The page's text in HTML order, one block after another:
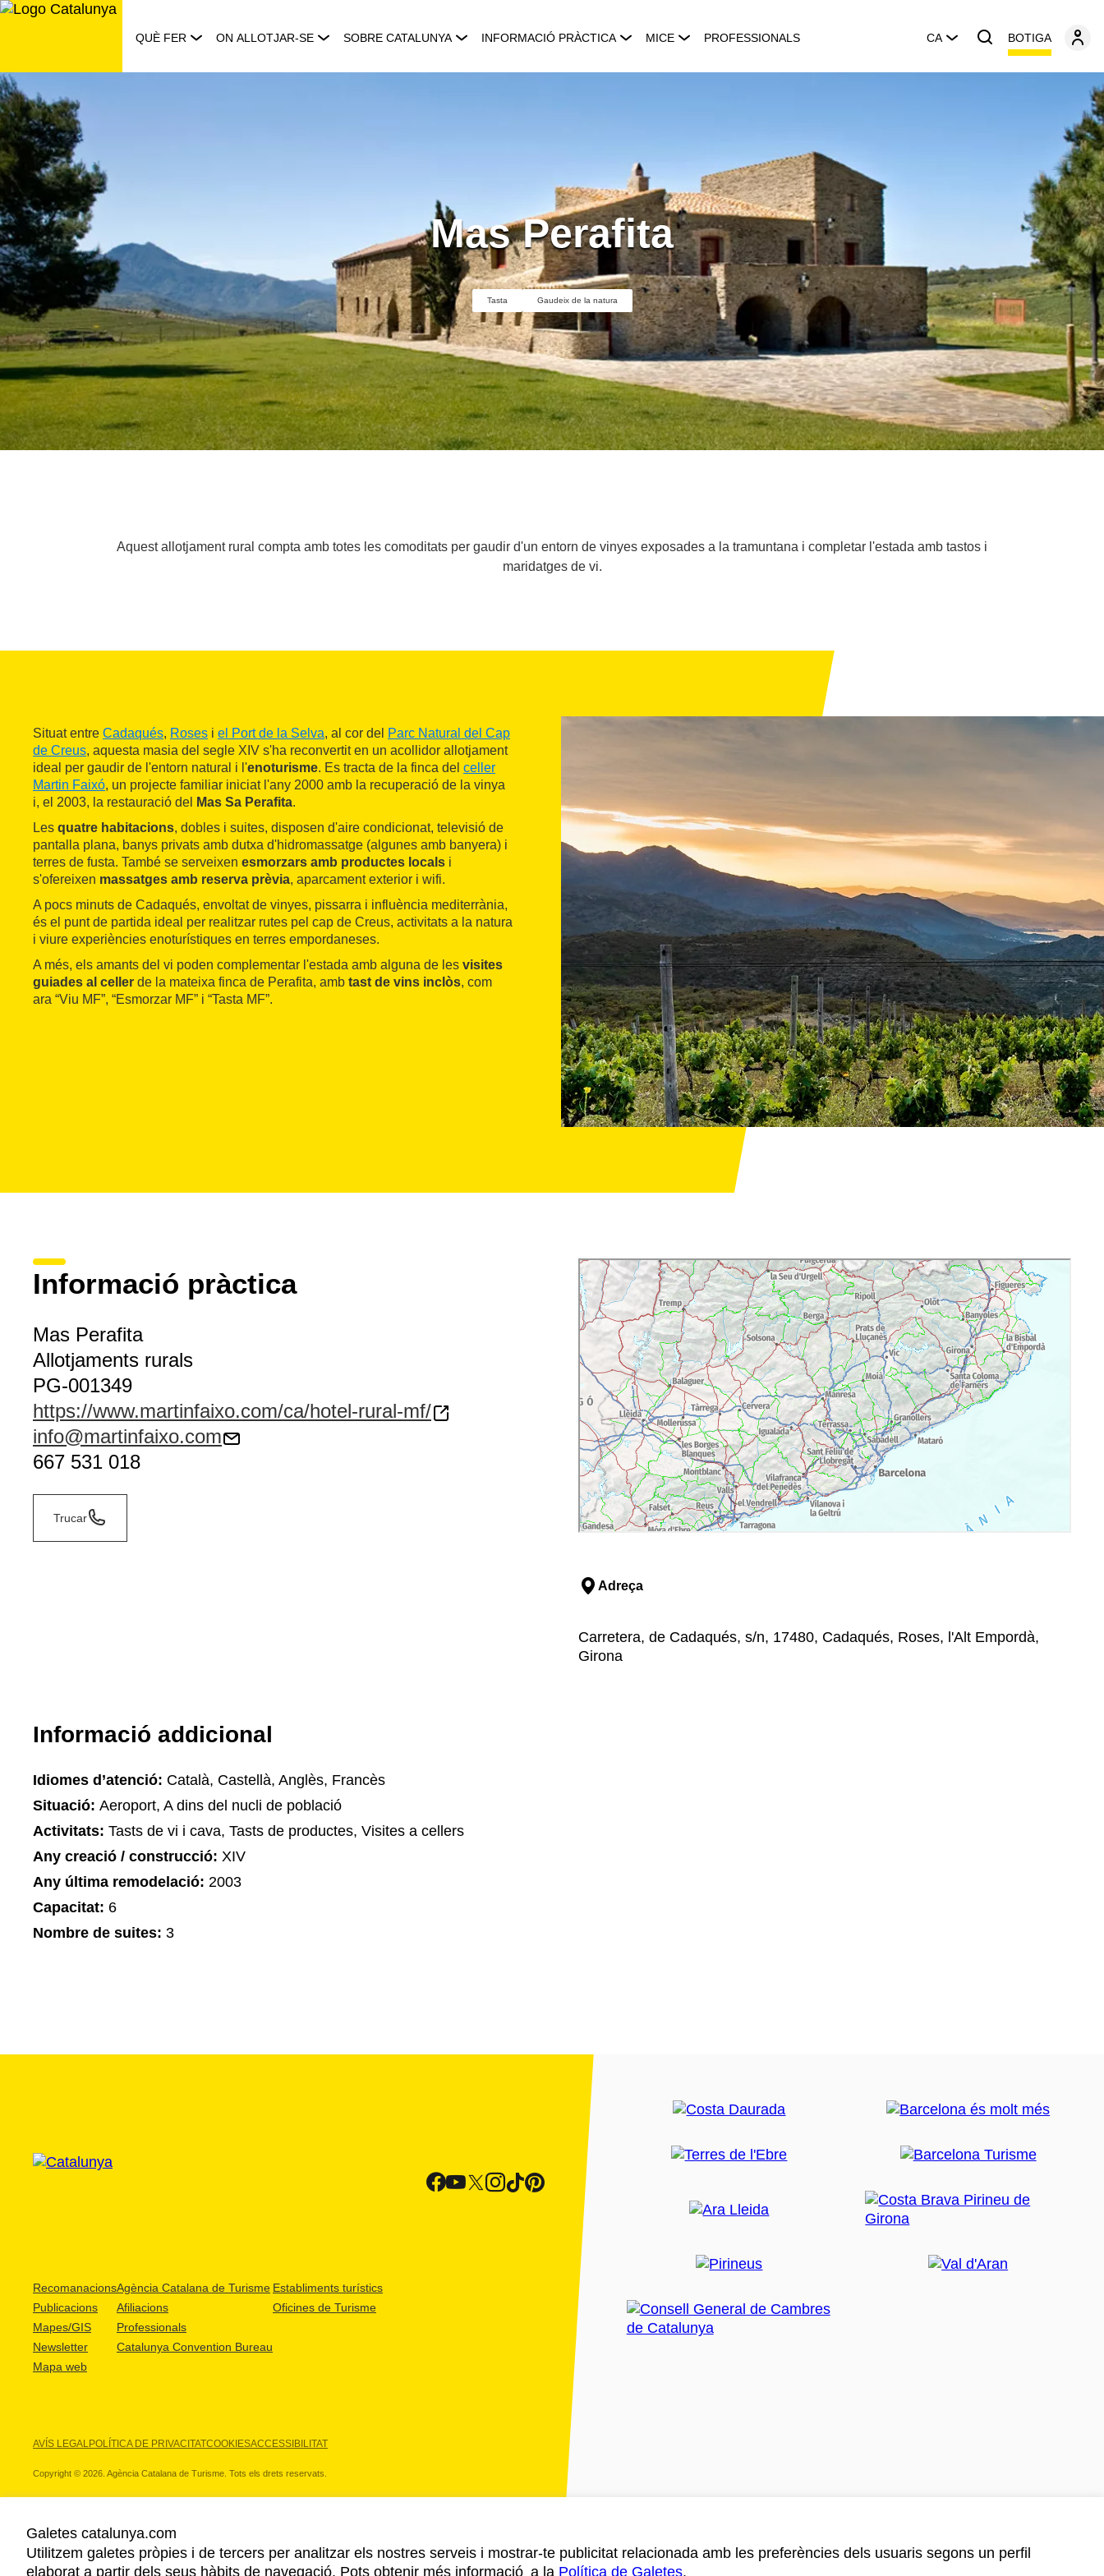
Saltar
QUÈ FER ON ALLOTJAR-SE SOBRE CATALUNYA INFORMACIÓ PRÀCTICA MICE PROFESSIONALS CA BOTIGA
Mas Perafita
Tasta Gaudeix de la natura
Aquest allotjament rural compta amb totes les comoditats per gaudir d'un entorn de vinyes exposades a la tramuntana i completar l'estada amb tastos i
maridatges de vi.
Situat entre Cadaqués, Roses i el Port de la Selva, al cor del Parc Natural del Cap
de Creus, aquesta masia del segle XIV s'ha reconvertit en un acollidor allotjament
ideal per gaudir de l'entorn natural i l'enoturisme. Es tracta de la finca del celler
Martin Faixó, un projecte familiar iniciat l'any 2000 amb la recuperació de la vinya
i, el 2003, la restauració del
Mas Sa Perafita.
Les quatre habitacions, dobles i suites, disposen d'aire condicionat, televisió de
pantalla plana, banys privats amb dutxa d'hidromassatge (algunes amb banyera) i
terres de fusta. També se serveixen esmorzars amb productes locals i
s'ofereixen massatges amb reserva prèvia, aparcament exterior i wifi.
A pocs minuts de Cadaqués, envoltat de vinyes, pissarra i influència mediterrània,
és el punt de partida ideal per realitzar rutes pel cap de Creus, activitats a la natura
i viure experiències enoturístiques en terres empordaneses.
A més, els amants del vi poden complementar l'estada amb alguna de les visites
guiades al celler de la mateixa finca de Perafita, amb tast de vins inclòs, com
ara “Viu MF”, “Esmorzar MF” i “Tasta MF”.
Informació pràctica
Mas Perafita
Allotjaments rurals
PG-001349
https://www.martinfaixo.com/ca/hotel-rural-mf/
info@martinfaixo.com
667 531 018
Trucar
Adreça
Carretera, de Cadaqués, s/n, 17480, Cadaqués, Roses, l'Alt Empordà,
Girona
Informació addicional
Idiomes d’atenció: Català, Castellà, Anglès, Francès
Situació: Aeroport, A dins del nucli de població
Activitats: Tasts de vi i cava, Tasts de productes, Visites a cellers
Any creació / construcció: XIV
Any última remodelació: 2003
Capacitat: 6
Nombre de suites: 3
Recomanacions
Publicacions
Mapes/GIS
Newsletter
Mapa web
Agència Catalana de Turisme
Afiliacions
Professionals
Catalunya Convention Bureau
Establiments turístics
Oficines de Turisme
AVÍS LEGALPOLÍTICA DE PRIVACITATCOOKIESACCESSIBILITAT
Copyright © 2026. Agència Catalana de Turisme. Tots els drets reservats.
ELS NOSTRES PARTNERS
Galetes catalunya.com
Utilitzem galetes pròpies i de tercers per analitzar els nostres serveis i mostrar-te publicitat relacionada amb les preferències dels usuaris segons un perfil
elaborat a partir dels seus hàbits de navegació. Pots obtenir més informació a la Política de Galetes.